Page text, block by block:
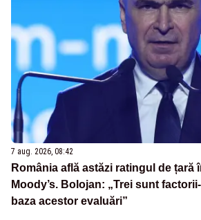
7 aug. 2026, 08:42
România află astăzi ratingul de țară
Moody’s. Bolojan: „Trei sunt
baza acestor evaluări”